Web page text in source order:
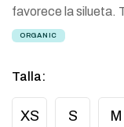
favorece la silueta.
ORGANIC
Talla:
XS S M